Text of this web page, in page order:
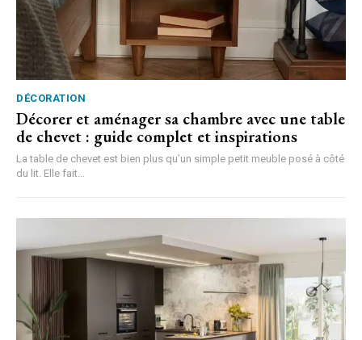
DÉCORATION
Décorer et aménager sa chambre avec une table
de chevet : guide complet et inspirations
La table de chevet est bien plus qu’un simple petit meuble posé à côté
du lit. Elle fait...